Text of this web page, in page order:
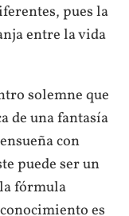
pues la
entre la vida
solemne que
de una fantasía
con
puede ser un
fórmula
es